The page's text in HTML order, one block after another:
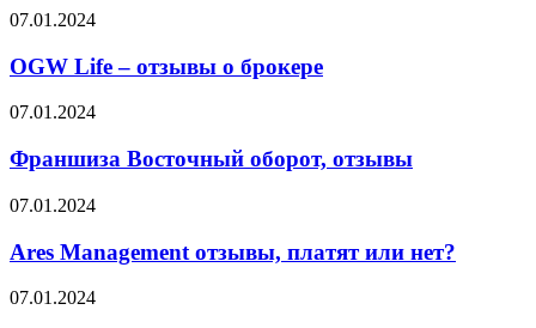
этом
партнёры
правда
миф?
OGW
–
отзывы
о
07.01.2024
OGW Life – отзывы о брокере
Франшиза
оборот,
отзывы
07.01.2024
Франшиза Восточный оборот, отзывы
Ares
отзывы,
платят
или
07.01.2024
Ares Management отзывы, платят или нет?
GuardCapital
07.01.2024